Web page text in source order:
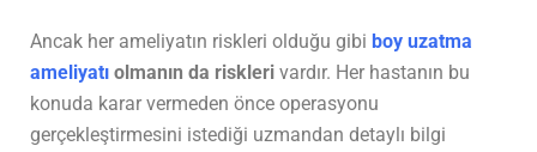
Ancak her ameliyatın riskleri olduğu gibi boy uzatma
ameliyatı olmanın da riskleri vardır. Her hastanın bu
konuda karar vermeden önce operasyonu
gerçekleştirmesini istediği uzmandan detaylı bilgi